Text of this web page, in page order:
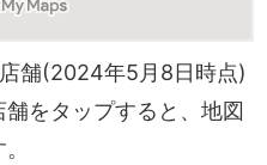
舗(2024年5月8日時点)
をタップすると、地図